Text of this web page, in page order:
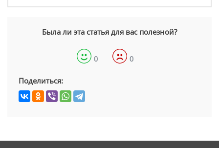
Была ли эта статья для вас полезной?
0 0
Поделиться: